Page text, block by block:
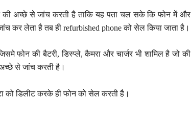
अच्छे से जांच करती है ताकि यह पता चल सके कि फोन में और
कर लेता है तब ही refurbished phone को सेल किया जाता है।
फोन की बैटरी, डिस्प्ले, कैमरा और चार्जर भी शामिल है जो की
से जांच करती है।
को डिलीट करके ही फोन को सेल करती है।